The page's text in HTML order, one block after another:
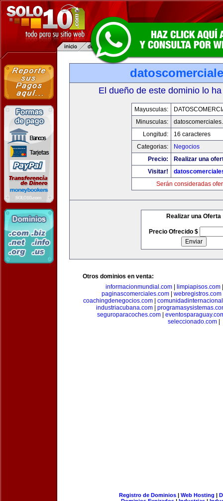
El dueño de este dominio lo
Mayusculas:
Minusculas:
Longitud:
16 caracteres
Categorias:
Negocios
Precio:
Realizar una
Visitar!
Serán consideradas
Realizar una Oferta
Precio Ofrecido $
Otros dominios en venta:
informacionmundial.com| limpiapisos.com
paginascomerciales.com| webregistros.com
coachingdenegocios.com
industriacubana.com
seguroparacoches.com|
seleccionado.com|
Registro de Dominios| Web Hosting |